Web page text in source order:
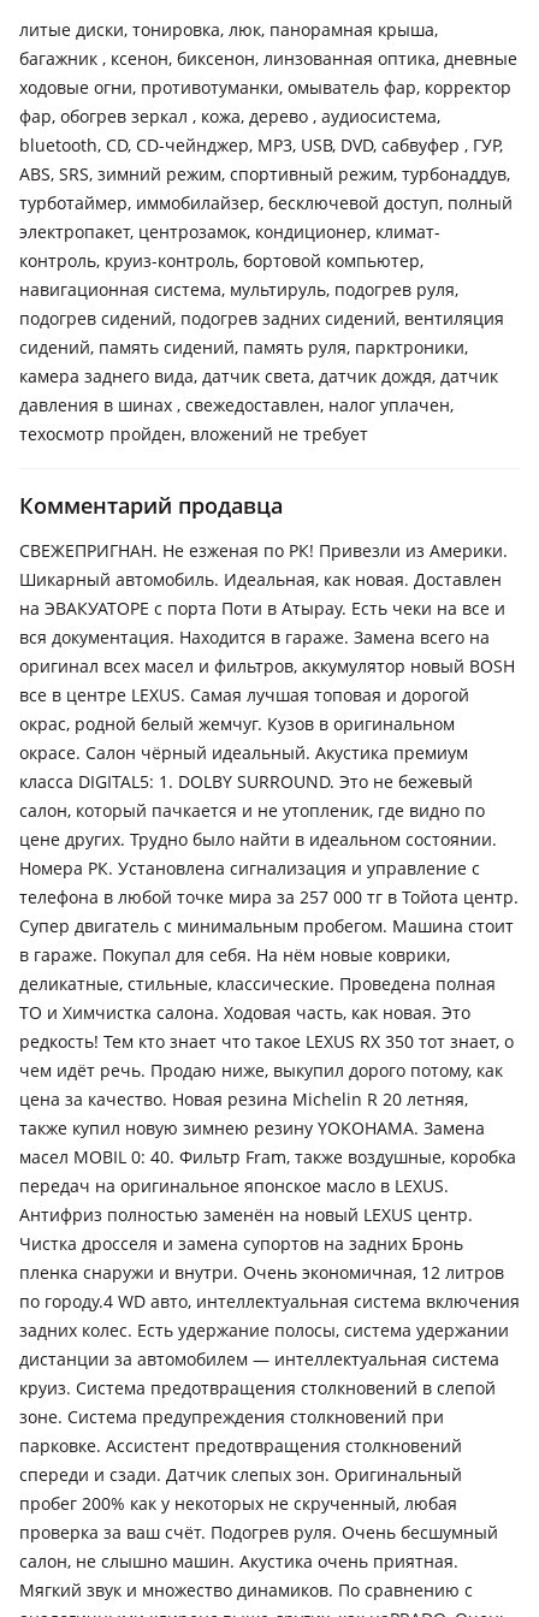
литые диски, тонировка, люк, панорамная крыша,
багажник , ксенон, биксенон, линзованная оптика, дневные
ходовые огни, противотуманки, омыватель фар, корректор
фар, обогрев зеркал , кожа, дерево , аудиосистема,
bluetooth, CD, CD-чейнджер, MP3, USB, DVD, сабвуфер , ГУР,
ABS, SRS, зимний режим, спортивный режим, турбонаддув,
турботаймер, иммобилайзер, бесключевой доступ, полный
электропакет, центрозамок, кондиционер, климат-
контроль, круиз-контроль, бортовой компьютер,
навигационная система, мультируль, подогрев руля,
подогрев сидений, подогрев задних сидений, вентиляция
сидений, память сидений, память руля, парктроники,
камера заднего вида, датчик света, датчик дождя, датчик
давления в шинах , свежедоставлен, налог уплачен,
техосмотр пройден, вложений не требует
Комментарий продавца
СВЕЖЕПРИГНАН. Не езженая по РК! Привезли из Америки.
Шикарный автомобиль. Идеальная, как новая. Доставлен
на ЭВАКУАТОРЕ с порта Поти в Атырау. Есть чеки на все и
вся документация. Находится в гараже. Замена всего на
оригинал всех масел и фильтров, аккумулятор новый BOSH
все в центре LEXUS. Самая лучшая топовая и дорогой
окрас, родной белый жемчуг. Кузов в оригинальном
окрасе. Салон чёрный идеальный. Акустика премиум
класса DIGITAL5: 1. DOLBY SURROUND. Это не бежевый
салон, который пачкается и не утопленик, где видно по
цене других. Трудно было найти в идеальном состоянии.
Номера РК. Установлена сигнализация и управление с
телефона в любой точке мира за 257 000 тг в Тойота центр.
Супер двигатель с минимальным пробегом. Машина стоит
в гараже. Покупал для себя. На нём новые коврики,
деликатные, стильные, классические. Проведена полная
ТО и Химчистка салона. Ходовая часть, как новая. Это
редкость! Тем кто знает что такое LEXUS RX 350 тот знает, о
чем идёт речь. Продаю ниже, выкупил дорого потому, как
цена за качество. Новая резина Michelin R 20 летняя,
также купил новую зимнею резину YOKOHAMA. Замена
масел MOBIL 0: 40. Фильтр Fram, также воздушные, коробка
передач на оригинальное японское масло в LEXUS.
Антифриз полностью заменён на новый LEXUS центр.
Чистка дросселя и замена супортов на задних Бронь
пленка снаружи и внутри. Очень экономичная, 12 литров
по городу.4 WD авто, интеллектуальная система включения
задних колес. Есть удержание полосы, система удержании
дистанции за автомобилем — интеллектуальная система
круиз. Система предотвращения столкновений в слепой
зоне. Система предупреждения столкновений при
парковке. Ассистент предотвращения столкновений
спереди и сзади. Датчик слепых зон. Оригинальный
пробег 200% как у некоторых не скрученный, любая
проверка за ваш счёт. Подогрев руля. Очень бесшумный
салон, не слышно машин. Акустика очень приятная.
Мягкий звук и множество динамиков. По сравнению с